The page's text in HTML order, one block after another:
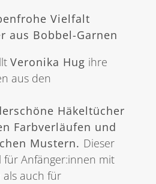
Vielfalt
aus Bobbel-Garnen
Veronika Hug ihre
aus den
Häkeltücher
Farbverläufen und
Mustern. Dieser
für Anfänger:innen mit
als auch für